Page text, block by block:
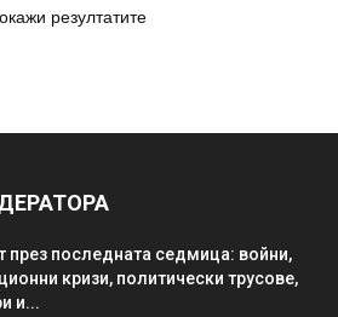
резултатите
през последната седмица: войни,
кризи, политически трусове,
и...